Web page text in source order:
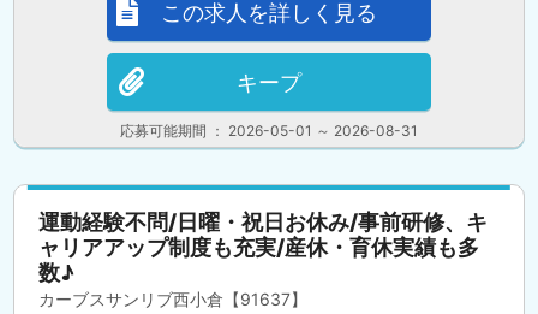
応募可能期間 ： 2026-05-01 ～ 2026-08-31
この求人を詳しく見る
キープ
運動経験不問/日曜・祝日お休み/事前研修、キ
ャリアアップ制度も充実/産休・育休実績も多
数♪
カーブスサンリブ西小倉【91637】